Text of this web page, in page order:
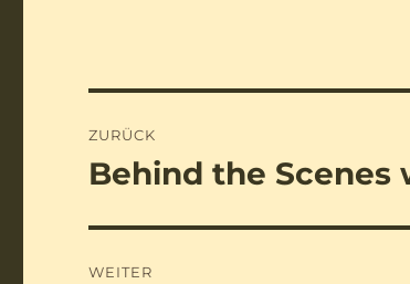
ZURÜCK
Vorheriger
Behind the Scenes
WEITER